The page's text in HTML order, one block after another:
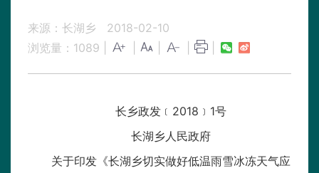
来源：长湖乡
2018-02-10
浏览量： 1089
长乡政发﹝2018﹞1号
长湖乡人民政府
关于印发《长湖乡切实做好低温雨雪冰冻天气应